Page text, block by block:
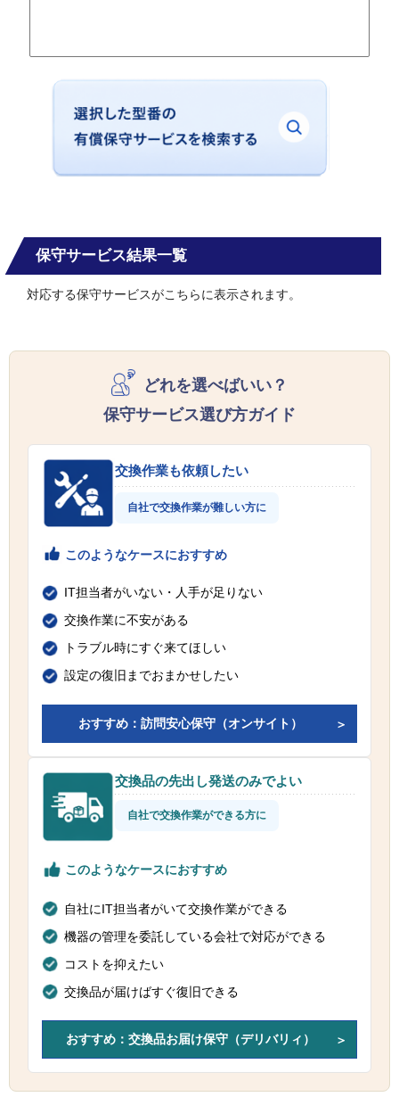
保守サービス結果一覧
対応する保守サービスがこちらに表示されます。
どれを選べばいい？
保守サービス選び方ガイド
交換作業も依頼したい
自社で交換作業が難しい方に
このようなケースにおすすめ
IT担当者がいない・人手が足りない
交換作業に不安がある
トラブル時にすぐ来てほしい
設定の復旧までおまかせしたい
おすすめ：訪問安心保守（オンサイト）
交換品の先出し発送のみでよい
自社で交換作業ができる方に
このようなケースにおすすめ
自社にIT担当者がいて交換作業ができる
機器の管理を委託している会社で対応ができる
コストを抑えたい
交換品が届けばすぐ復旧できる
おすすめ：交換品お届け保守（デリバリィ）